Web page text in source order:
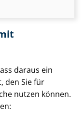
daraus ein
den Sie für
nutzen können.